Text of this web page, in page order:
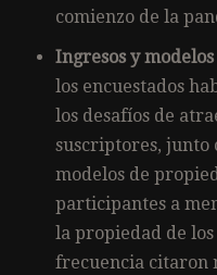
comienzo de la
Ingresos y
los encuestados
los desafíos de
suscriptores, junto
modelos de
participantes a
la propiedad de
frecuencia citaron